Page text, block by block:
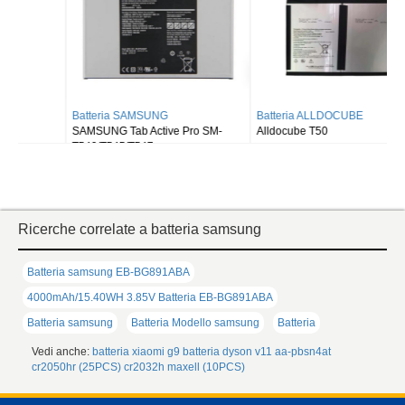
Batteria SAMSUNG
SAMSUNG Tab Active Pro SM-
T540/T545/T547
Batteria ALLDOCUBE
Alldocube T50
Ricerche correlate a batteria samsung
Batteria samsung EB-BG891ABA
4000mAh/15.40WH 3.85V Batteria EB-BG891ABA
Batteria samsung
Batteria Modello samsung Batteria
Vedi anche: batteria xiaomi g9 batteria dyson v11 aa-pbsn4at
cr2050hr (25PCS) cr2032h maxell (10PCS)